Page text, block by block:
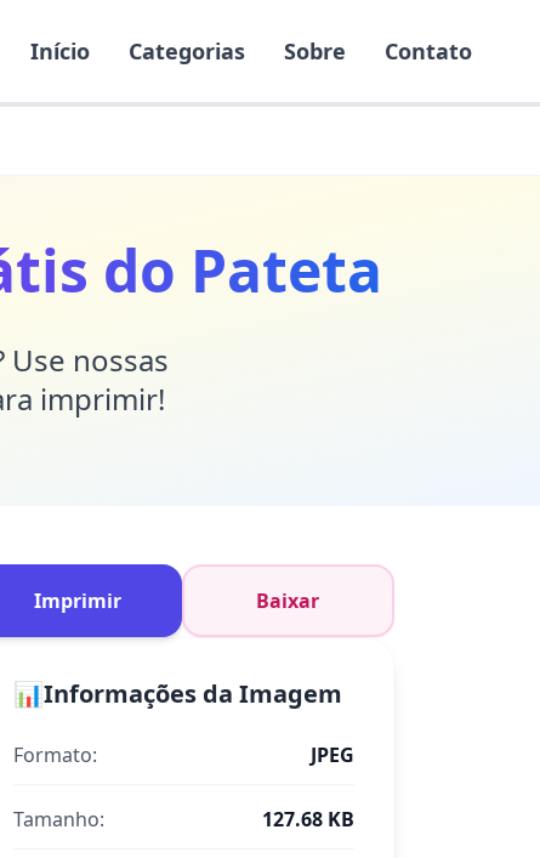
Início Categorias Sobre Contato
do Pateta
nossas
imprimir!
Imprimir Baixar
📊Informações da Imagem
Formato: JPEG
Tamanho: 127.68 KB